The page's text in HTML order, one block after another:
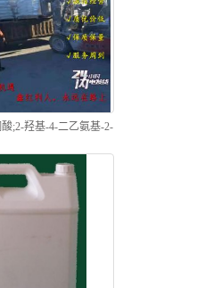
;2-羟基-4-二乙氨基-2-
基二苯甲酮